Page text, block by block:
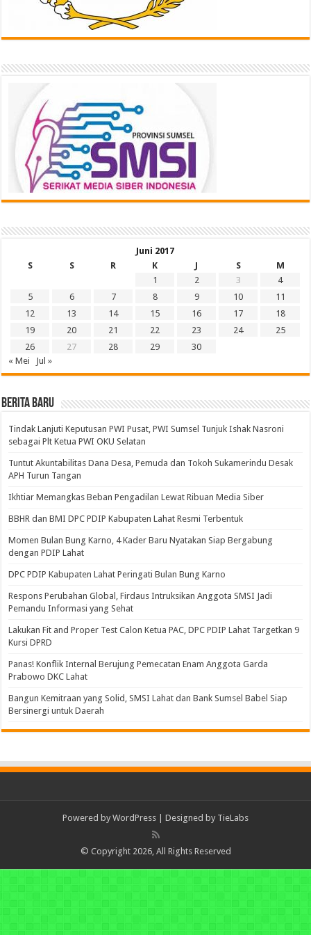
Juni 2017
S
S R K J S
M
1
2 3
4
5
6 7 8 9 10
11
12
13 14 15 16 17
18
19
20 21 22 23 24
25
26
27 28 29
30
« Mei
Jul »
BERITA BARU
Tindak Lanjuti Keputusan PWI Pusat, PWI Sumsel Tunjuk Ishak Nasroni
sebagai Plt Ketua PWI OKU Selatan
Tuntut Akuntabilitas Dana Desa, Pemuda dan Tokoh Sukamerindu Desak
APH Turun Tangan
Ikhtiar Memangkas Beban Pengadilan Lewat Ribuan Media Siber
BBHR dan BMI DPC PDIP Kabupaten Lahat Resmi Terbentuk
Momen Bulan Bung Karno, 4 Kader Baru Nyatakan Siap Bergabung
dengan PDIP Lahat
DPC PDIP Kabupaten Lahat Peringati Bulan Bung Karno
Respons Perubahan Global, Firdaus Intruksikan Anggota SMSI Jadi
Pemandu Informasi yang Sehat
Lakukan Fit and Proper Test Calon Ketua PAC, DPC PDIP Lahat Targetkan 9
Kursi DPRD
Panas! Konflik Internal Berujung Pemecatan Enam Anggota Garda
Prabowo DKC Lahat
Bangun Kemitraan yang Solid, SMSI Lahat dan Bank Sumsel Babel Siap
Bersinergi untuk Daerah
Powered by WordPress | Designed by TieLabs
© Copyright 2026, All Rights Reserved